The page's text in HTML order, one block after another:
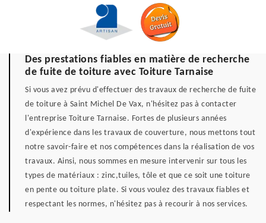
Des prestations fiables en matière de recherche
de fuite de toiture avec Toiture Tarnaise
Si vous avez prévu d'effectuer des travaux de recherche de fuite
de toiture à Saint Michel De Vax, n'hésitez pas à contacter
l'entreprise Toiture Tarnaise. Fortes de plusieurs années
d'expérience dans les travaux de couverture, nous mettons tout
notre savoir-faire et nos compétences dans la réalisation de vos
travaux. Ainsi, nous sommes en mesure intervenir sur tous les
types de matériaux : zinc,tuiles, tôle et que ce soit une toiture
en pente ou toiture plate. Si vous voulez des travaux fiables et
respectant les normes, n'hésitez pas à recourir à nos services.